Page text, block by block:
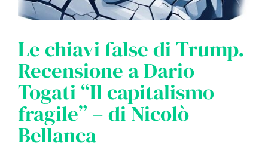
Le chiavi false di Trump.
Recensione a Dario
Togati “Il capitalismo
fragile” – di Nicolò
Bellanca